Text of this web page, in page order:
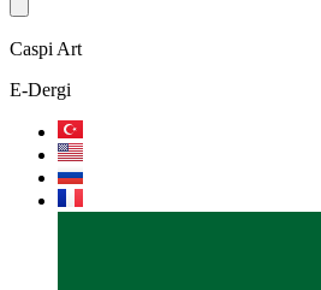
Caspi Art
E-Dergi